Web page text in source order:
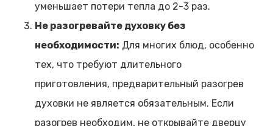
уменьшает потери тепла до 2-3 раз.
Не разогревайте духовку без
необходимости: Для многих блюд, особенно
тех, что требуют длительного
приготовления, предварительный разогрев
духовки не является обязательным. Если
разогрев необходим, не открывайте дверцу